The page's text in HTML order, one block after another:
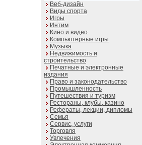
Веб-дизайн
Виды спорта
Игры
Интим
Кино и видео
Компьютерные игры
Музыка
Недвижимость и
строительство
Печатные и электронные
издания
Право и законодательство
Промышленность
Путешествия и туризм
Рестораны, клубы, казино
Рефераты, лекции, дипломы
Семья
Сервис, услуги
Торговля
Увлечения